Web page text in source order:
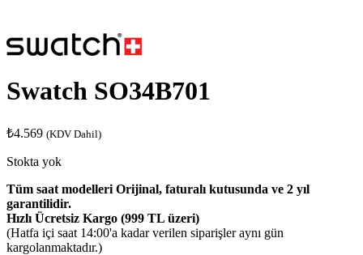
Swatch SO34B701
₺4.569 (KDV Dahil)
Stokta yok
Tüm saat modelleri Orijinal, faturalı kutusunda ve 2 yıl
garantilidir.
Hızlı Ücretsiz Kargo (999 TL üzeri)
(Hatfa içi saat 14:00'a kadar verilen siparişler aynı gün
kargolanmaktadır.)